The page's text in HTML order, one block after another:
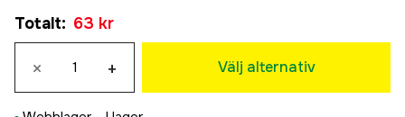
63 kr
Gul
63 kr
Totalt: 63 kr
× + Välj alternativ